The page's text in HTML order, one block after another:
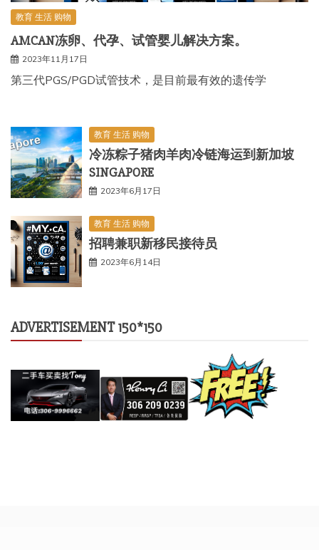
教育 生活 购物
AMCAN冻卵、代孕、试管婴儿解决方案。
2023年11月17日
第三代PGS/PGD试管技术，是目前最有效的遗传学
教育 生活 购物
冷冻粽子猪肉羊肉冷链海运到新加坡
SINGAPORE
2023年6月17日
教育 生活 购物
招聘兼职新移民接待员
2023年6月14日
ADVERTISEMENT 150*150